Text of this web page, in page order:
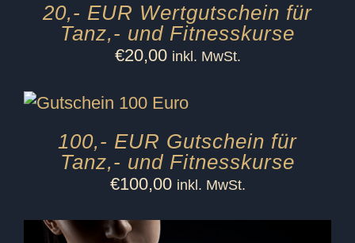
20,- EUR Wertgutschein für
Tanz,- und Fitnesskurse
€20,00 inkl. MwSt.
100,- EUR Gutschein für
Tanz,- und Fitnesskurse
€100,00 inkl. MwSt.